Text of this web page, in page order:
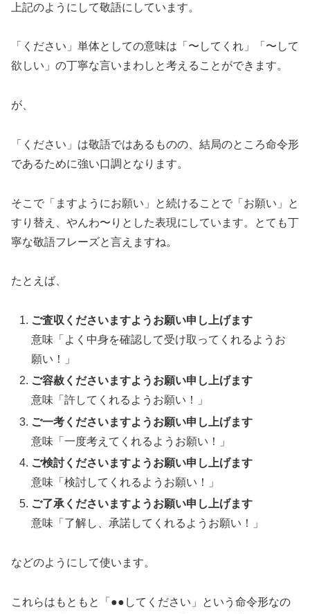
上記のようにして敬語にしています。
「ください」単体としての意味は「〜してくれ」「〜して
欲しい」の丁寧な言いまわしと考えることができます。
が、
「ください」は敬語ではあるものの、結局のところ命令形
であるために強い口調となります。
そこで「ますようにお願い」と続けることで「お願い」と
すり替え、やんわ〜りとした表現にしています。とても丁
寧な敬語フレーズと言えますね。
たとえば、
ご査収くださいますようお願い申し上げます
意味「よく中身を確認して受け取ってくれるようお
願い！」
ご容赦くださいますようお願い申し上げます
意味「許してくれるようお願い！」
ご一考くださいますようお願い申し上げます
意味「一度考えてくれるようお願い！」
ご検討くださいますようお願い申し上げます
意味「検討してくれるようお願い！」
ご了承くださいますようお願い申し上げます
意味「了解し、承諾してくれるようお願い！」
などのようにして使います。
これらはもともと「●●してください」という命令形なの